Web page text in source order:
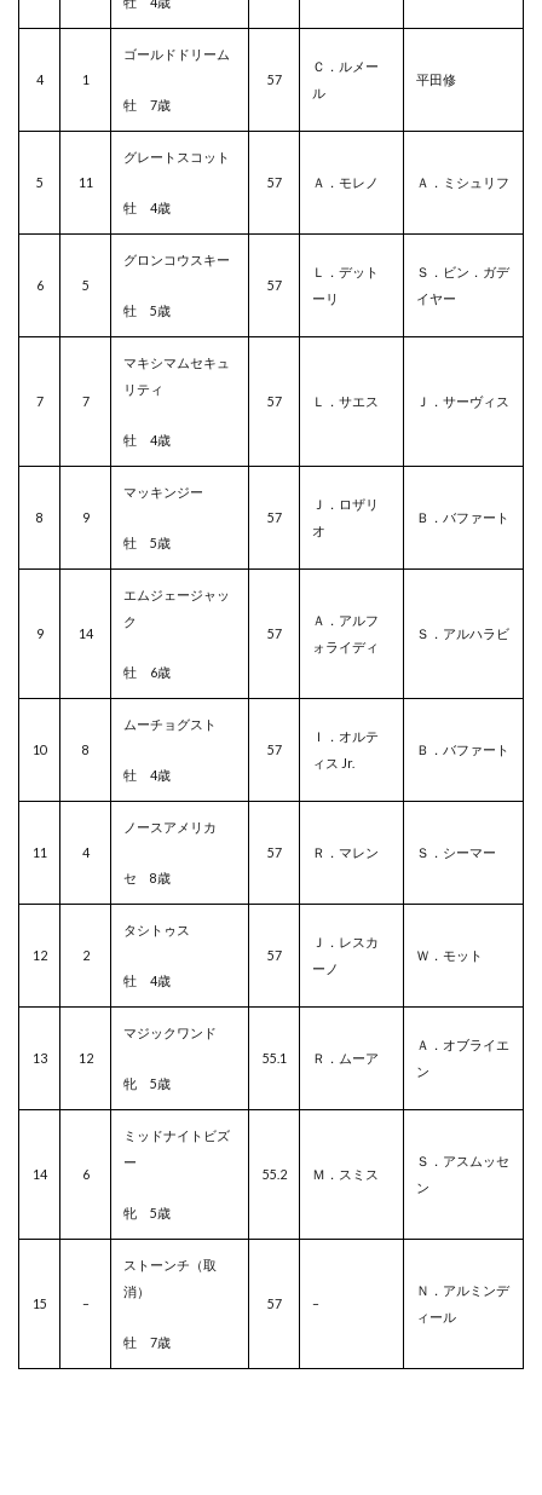
4 1
ゴールドドリーム
牡 7歳
57
Ｃ．ルメー
ル
平田修
5 11
グレートスコット
牡 4歳
57 Ａ．モレノ Ａ．ミシュリフ
6 5
グロンコウスキー
牡 5歳
57
Ｌ．デット
ーリ
Ｓ．ビン．ガデ
イヤー
7 7
マキシマムセキュ
リティ
牡 4歳
57 Ｌ．サエス Ｊ．サーヴィス
8 9
マッキンジー
牡 5歳
57
Ｊ．ロザリ
オ
Ｂ．バファート
9 14
エムジェージャッ
ク
牡 6歳
57
Ａ．アルフ
ォライディ
Ｓ．アルハラビ
10 8
ムーチョグスト
牡 4歳
57
Ｉ．オルテ
ィス Jr.
Ｂ．バファート
11 4
ノースアメリカ
セ 8歳
57 Ｒ．マレン Ｓ．シーマー
12 2
タシトゥス
牡 4歳
57
Ｊ．レスカ
ーノ
Ｗ．モット
13 12
マジックワンド
牝 5歳
55.1 Ｒ．ムーア
Ａ．オブライエ
ン
14 6
ミッドナイトビズ
ー
牝 5歳
55.2 Ｍ．スミス
Ｓ．アスムッセ
ン
15 –
ストーンチ（取
消）
牡 7歳
57 –
Ｎ．アルミンデ
ィール